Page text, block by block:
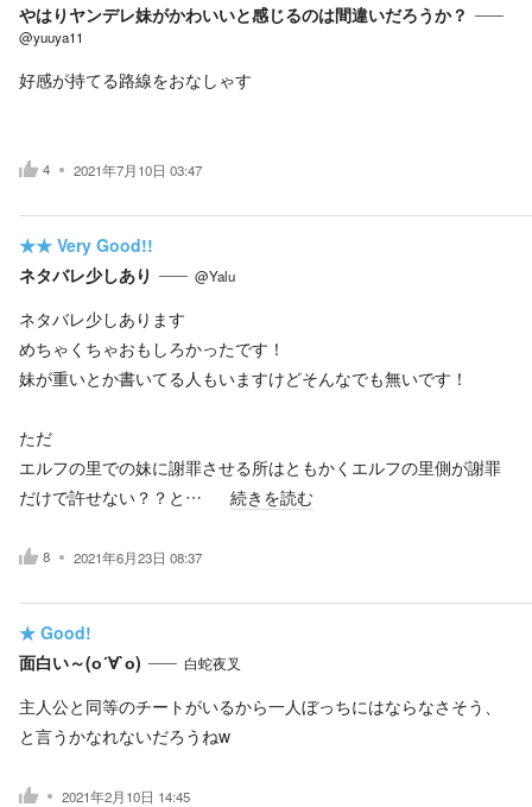
やはりヤンデレ妹がかわいいと感じるのは間違いだろうか？
@yuuya11
好感が持てる路線をおなしゃす
4 2021年7月10日 03:47
★★ Very Good!!
ネタバレ少しあり
@Yalu
ネタバレ少しあります
めちゃくちゃおもしろかったです！
妹が重いとか書いてる人もいますけどそんなでも無いです！
ただ
エルフの里での妹に謝罪させる所はともかくエルフの里側が謝罪
だけで許せない？？と…
続きを読む
8 2021年6月23日 08:37
★ Good!
面白い～(о´∀`о)
白蛇夜叉
主人公と同等のチートがいるから一人ぼっちにはならなさそう、
と言うかなれないだろうねw
2021年2月10日 14:45